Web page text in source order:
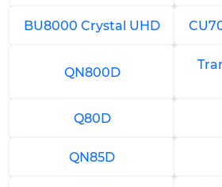
Настройка телевизионных
30 минут
BU8000 Crystal UHD
QN800D
Q80D
QN85D